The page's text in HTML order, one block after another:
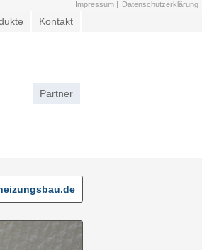
Impressum | Datenschutzerklärung
Kontakt
Partner